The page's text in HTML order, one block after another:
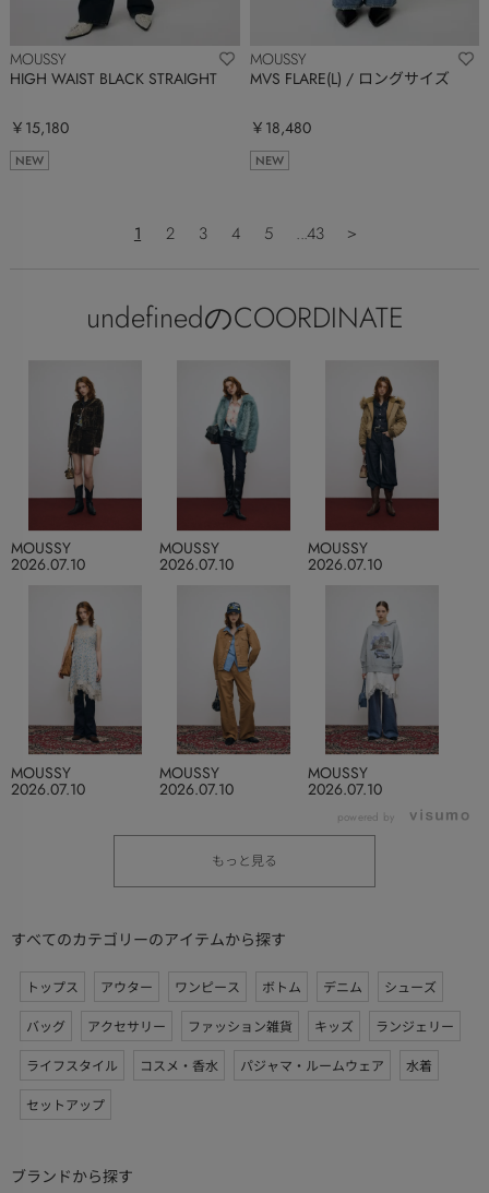
MOUSSY
HIGH WAIST BLACK STRAIGHT
￥15,180
NEW
MOUSSY
MVS FLARE(L) / ロングサイズ
￥18,480
NEW
1 2 3 4 5 ...43 ＞
undefinedのCOORDINATE
2026.07.10
MOUSSY
2026.07.10
MOUSSY
2026.07.10
MOUSSY
2026.07.10
MOUSSY
2026.07.10
MOUSSY
2026.07.10
MOUSSY
powered by
もっと見る
すべてのカテゴリーのアイテムから探す
トップス アウター ワンピース ボトム デニム
シューズ
バッグ
アクセサリー ファッション雑貨 キッズ
ランジェリー
ライフスタイル
コスメ・香水 パジャマ・ルームウェア
水着
セットアップ
ブランドから探す